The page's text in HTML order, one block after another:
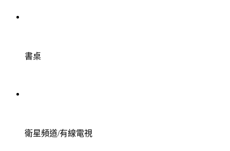
書桌
衛星頻道/有線電視